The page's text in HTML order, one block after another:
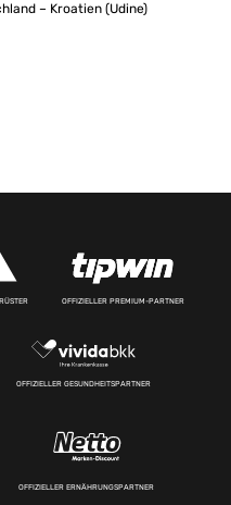
– Kroatien (Udine)
OFFIZIELLER PREMIUM-PARTNER
OFFIZIELLER GESUNDHEITSPARTNER
OFFIZIELLER ERNÄHRUNGSPARTNER